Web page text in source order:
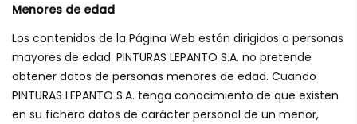
Menores de edad
Los contenidos de la Página Web están dirigidos a personas
mayores de edad. PINTURAS LEPANTO S.A. no pretende
obtener datos de personas menores de edad. Cuando
PINTURAS LEPANTO S.A. tenga conocimiento de que existen
en su fichero datos de carácter personal de un menor,